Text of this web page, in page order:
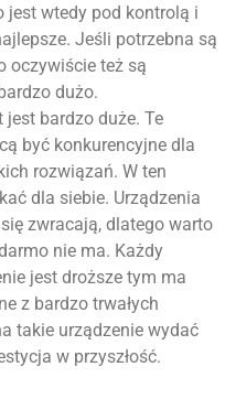
jest wtedy pod kontrolą i
Jeśli potrzebna są
oczywiście też są
dużo.
bardzo duże. Te
być konkurencyjne dla
rozwiązań. W ten
dla siebie. Urządzenia
zwracają, dlatego warto
nie ma. Każdy
jest droższe tym ma
z bardzo trwałych
takie urządzenie wydać
w przyszłość.